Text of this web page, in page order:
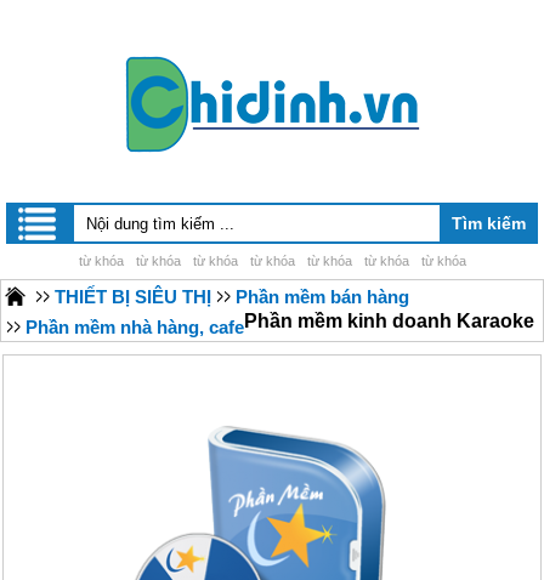
từ khóa từ khóa từ khóa từ khóa từ khóa từ khóa từ khóa
THIẾT BỊ SIÊU THỊ
Phần mềm bán hàng
Phần mềm nhà hàng, cafePhần mềm kinh doanh Karaoke